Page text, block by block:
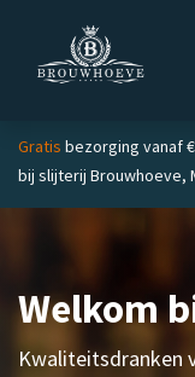
Gratis bezorging
bij slijterij Brouwhoeve,
Welkom
Kwaliteitsdranken